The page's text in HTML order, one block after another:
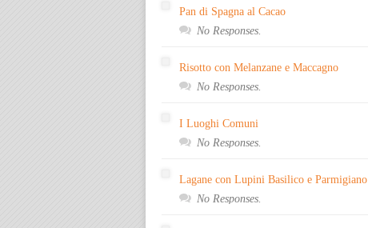
Pan di Spagna al Cacao
No Responses.
Risotto con Melanzane e Maccagno
No Responses.
I Luoghi Comuni
No Responses.
Lagane con Lupini Basilico e Parmigiano
No Responses.